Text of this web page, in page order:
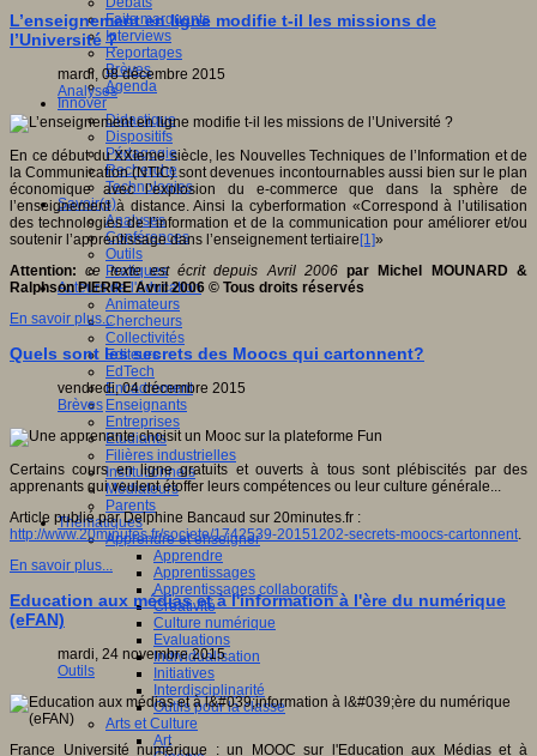
Faits marquants
Interviews
Reportages
Brèves
Agenda
Innover
Didactique
Dispositifs
Pédagogie
Recherche
Technologies
Savoir(s)
Analyses
Conférences
Outils
Pratiques
Acteurs de l'éducation
Animateurs
Chercheurs
Collectivités
Editeurs
EdTech
Encadrement
Enseignants
Entreprises
Etudiants
Filières industrielles
Institutionnels
Médiateurs
Parents
Thématiques
Apprendre et enseigner
Apprendre
Apprentissages
Apprentissages collaboratifs
Créativité
Culture numérique
Evaluations
Individualisation
Initiatives
Interdisciplinarité
Outils pour la classe
Arts et Culture
Art
L’enseignement en ligne modifie t-il les missions de
l’Université ?
mardi, 08 décembre 2015
Analyses
En ce début du XXIeme siècle, les Nouvelles Techniques de l’Information et de
la Communication (NTIC) sont devenues incontournables aussi bien sur le plan
économique avec l’explosion du e-commerce que dans la sphère de
l’enseignement à distance. Ainsi la cyberformation «Correspond à l’utilisation
des technologies de l’information et de la communication pour améliorer et/ou
soutenir l’apprentissage dans l’enseignement tertiaire [1]»
Attention: ce texte est écrit depuis Avril 2006par Michel MOUNARD &
Ralphson PIERRE Avril 2006 © Tous droits réservés
En savoir plus...
Quels sont les secrets des Moocs qui cartonnent?
vendredi, 04 décembre 2015
Brèves
Certains cours en ligne gratuits et ouverts à tous sont plébiscités par des
apprenants qui veulent étoffer leurs compétences ou leur culture générale...
Article publié par Delphine Bancaud sur 20minutes.fr :
http://www.20minutes.fr/societe/1742539-20151202-secrets-moocs-cartonnent.
En savoir plus...
Education aux médias et à l'information à l'ère du numérique
(eFAN)
mardi, 24 novembre 2015
Outils
France Université numérique : un MOOC sur l'Education aux Médias et à